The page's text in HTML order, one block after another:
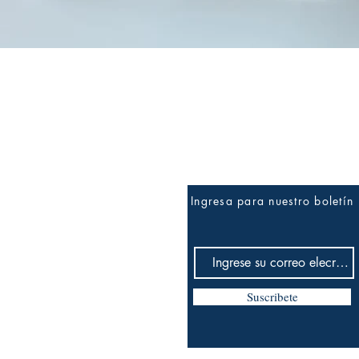
Ingresa para nuestro boletín
Suscribete